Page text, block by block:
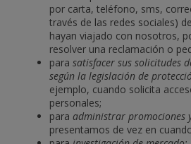
por carta, teléfono, sms,
través de las redes sociales)
hayan viajado con nosotros,
resolver una reclamación o
para satisfacer sus solicitudes
según la legislación de
ejemplo, cuando solicita
personales;
para administrar promociones
presentamos de vez en